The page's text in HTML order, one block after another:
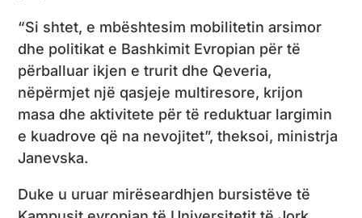
“Si shtet, e mbështesim mobilitetin arsimor
dhe politikat e Bashkimit Evropian për të
përballuar ikjen e trurit dhe Qeveria,
nëpërmjet një qasjeje multiresore, krijon
masa dhe aktivitete për të reduktuar largimin
e kuadrove që na nevojitet”, theksoi, ministrja
Janevska.
Duke u uruar mirëseardhjen bursistëve të